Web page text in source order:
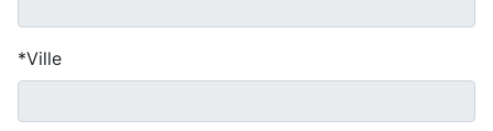
Ville